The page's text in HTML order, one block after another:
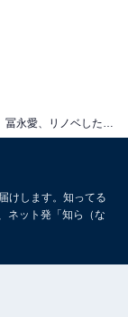
けします。知ってる
ネット発「知ら（な